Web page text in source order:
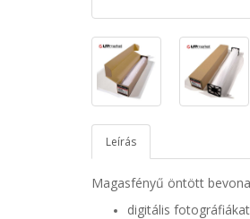
Leírás
Magasfényű öntött
digitális fotográfiákat